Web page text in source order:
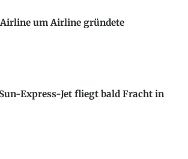
um Airline gründete
Express-Jet fliegt bald Fracht in